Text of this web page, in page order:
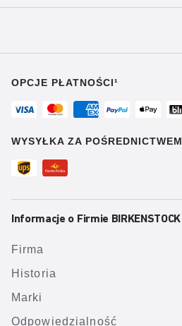
OPCJE PŁATNOŚCI¹
WYSYŁKA ZA POŚREDNICTWEM
Informacje o Firmie BIRKENSTOCK
Firma
Historia
Marki
Odpowiedzialność